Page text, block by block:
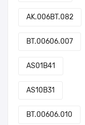
AK.006BT.082
BT.00606.007
AS01B41
AS10B31
BT.00606.010